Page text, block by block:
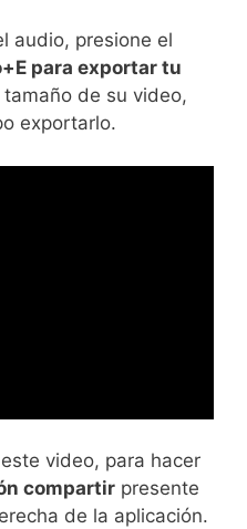
audio, presione el
para exportar tu
de su video,
exportarlo.
video, para hacer
compartir presente
de la aplicación.